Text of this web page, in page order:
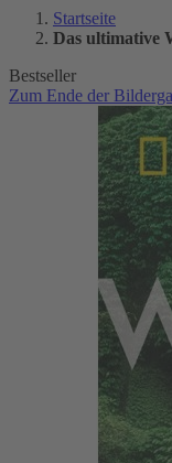
Startseite
Das ultimative
Bestseller
Zum Ende der